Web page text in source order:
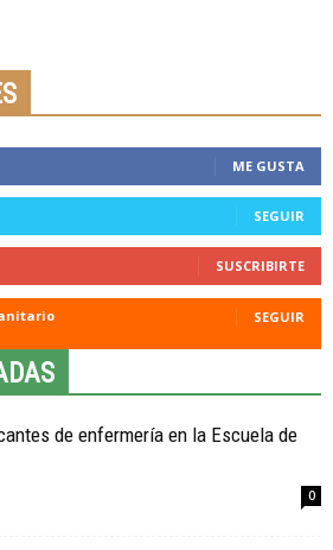
ME GUSTA
SEGUIR
SUSCRIBIRTE
SEGUIR
de enfermería en la Escuela de
0